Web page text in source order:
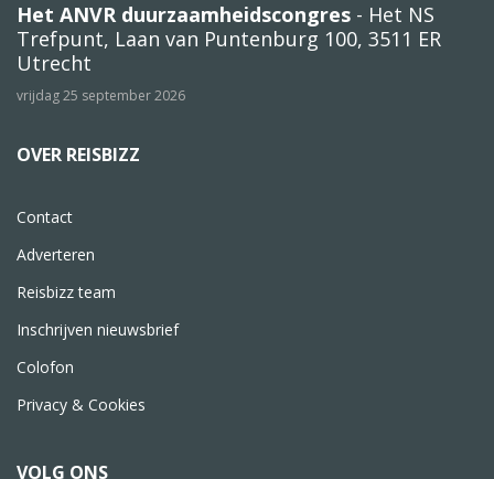
Het ANVR duurzaamheidscongres - Het NS
Trefpunt, Laan van Puntenburg 100, 3511 ER
Utrecht
vrijdag 25 september 2026
OVER REISBIZZ
Contact
Adverteren
Reisbizz team
Inschrijven nieuwsbrief
Colofon
Privacy & Cookies
VOLG ONS